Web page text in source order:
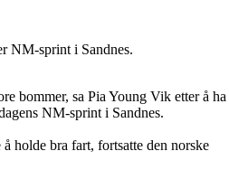
NM-sprint i Sandnes.
bommer, sa Pia Young Vik etter å ha
NM-sprint i Sandnes.
holde bra fart, fortsatte den norske